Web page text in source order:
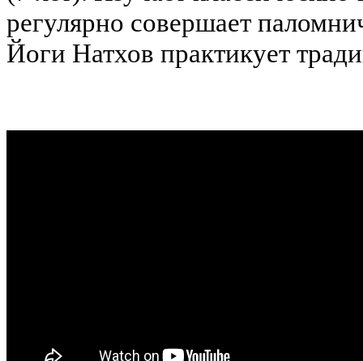
регулярно совершает
Йоги Натхов практикует